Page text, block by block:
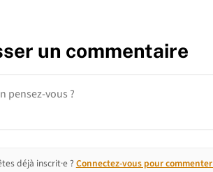
un commentaire
déjà inscrit·e ? Connectez-vous pour